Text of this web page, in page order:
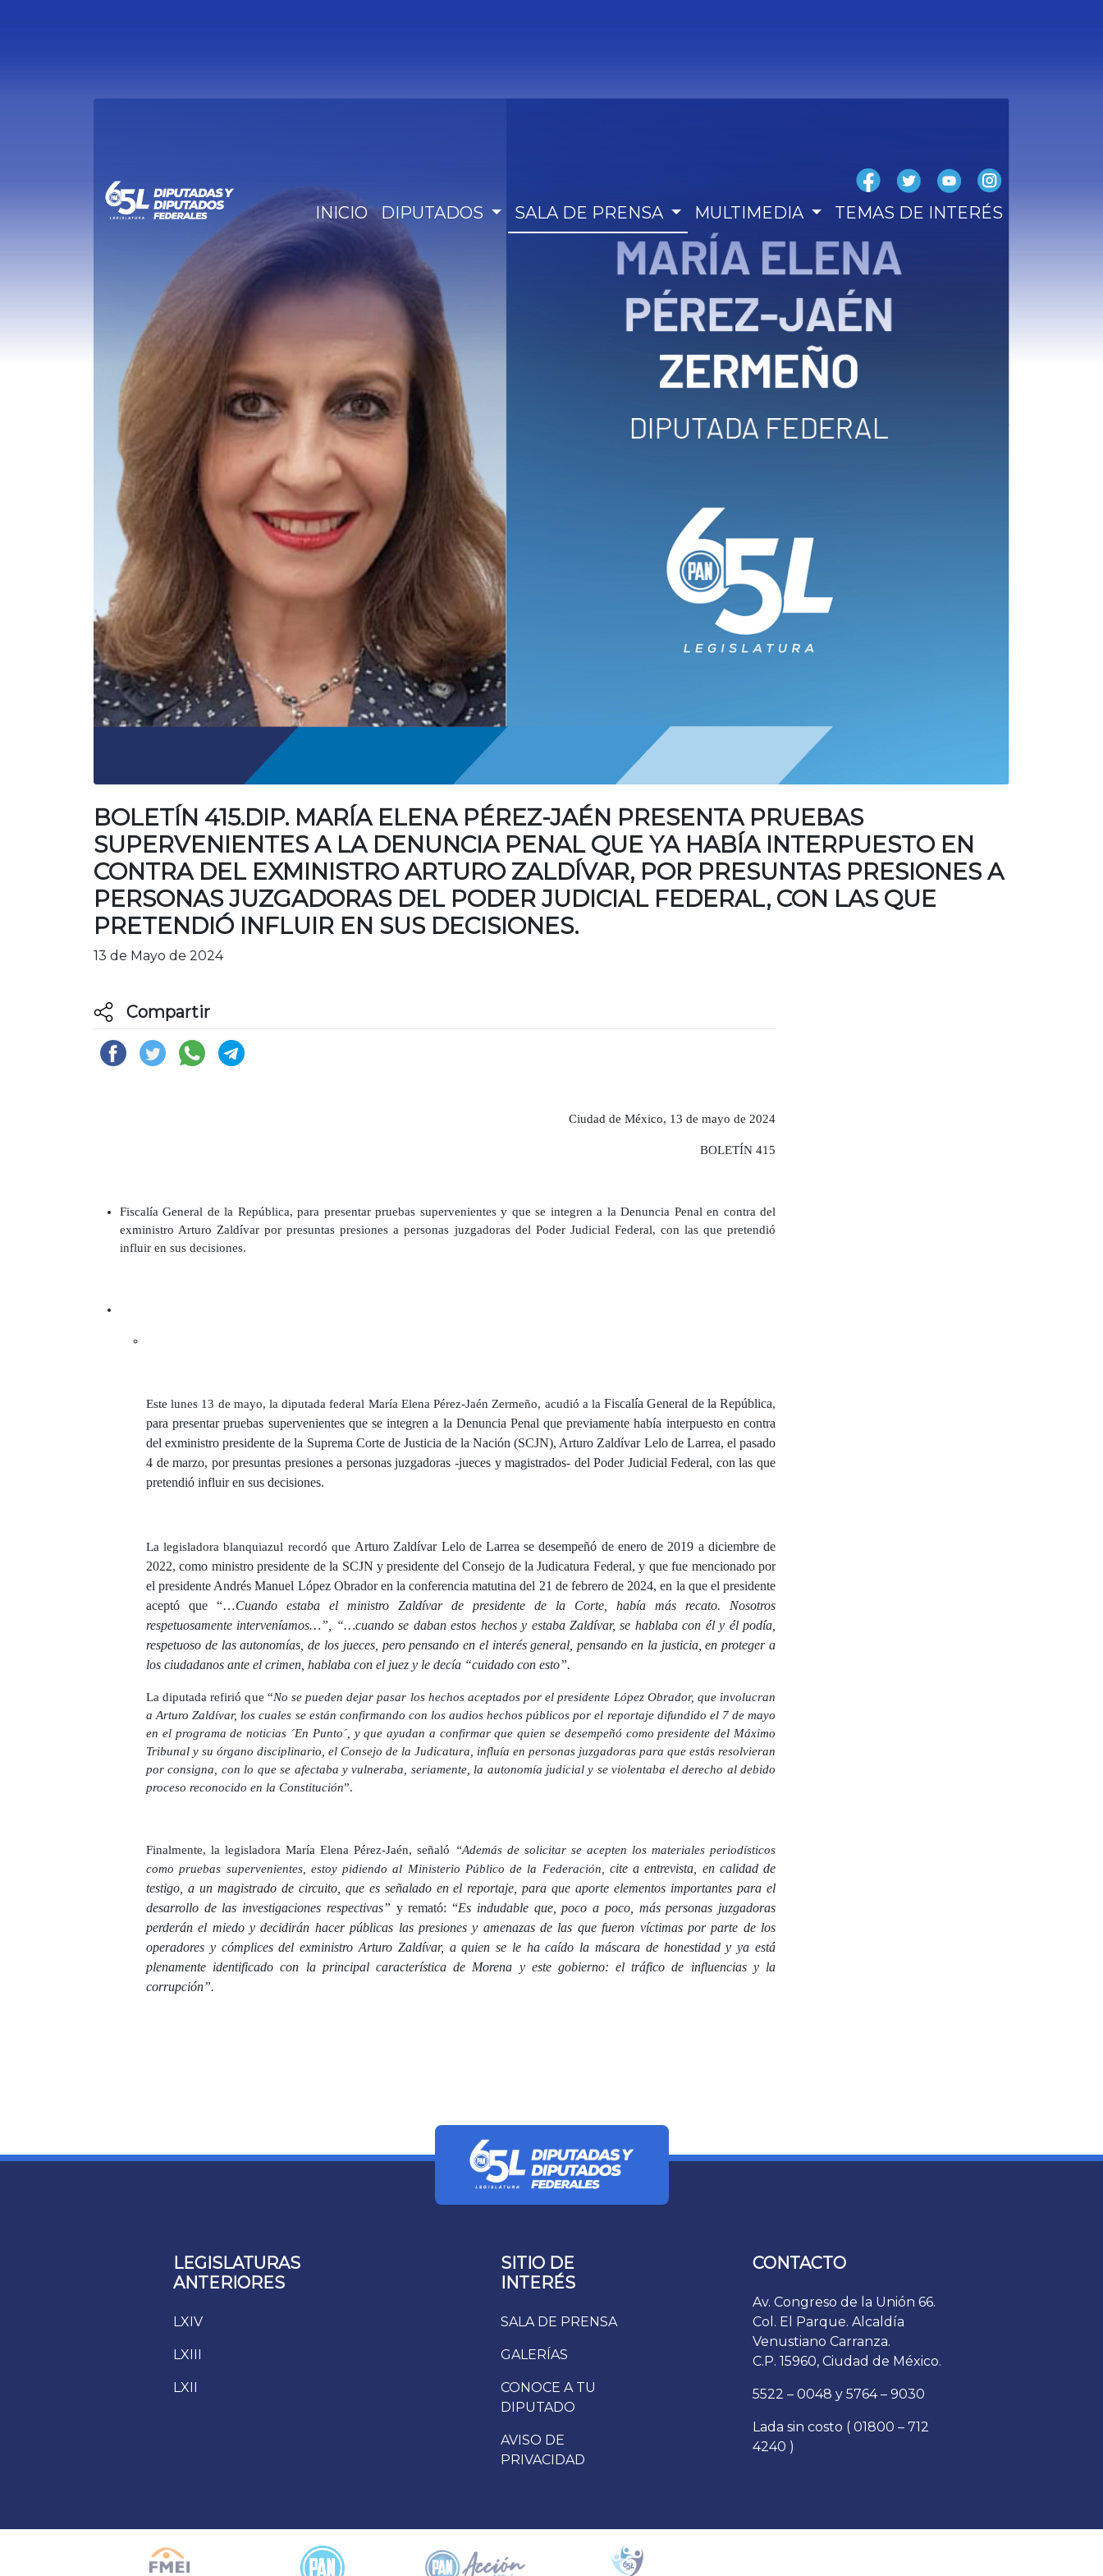
INICIO DIPUTADOS SALA DE PRENSA MULTIMEDIA TEMAS DE INTERÉS
BOLETÍN 415.DIP. MARÍA ELENA PÉREZ-JAÉN PRESENTA PRUEBAS
SUPERVENIENTES A LA DENUNCIA PENAL QUE YA HABÍA INTERPUESTO EN
CONTRA DEL EXMINISTRO ARTURO ZALDÍVAR, POR PRESUNTAS PRESIONES A
PERSONAS JUZGADORAS DEL PODER JUDICIAL FEDERAL, CON LAS QUE
PRETENDIÓ INFLUIR EN SUS DECISIONES.
13 de Mayo de 2024
Compartir
Ciudad de México, 13 de mayo de 2024
BOLETÍN 415
Fiscalía General de la República, para presentar pruebas supervenientes y que se integren a la Denuncia Penal en contra del
exministro Arturo Zaldívar por presuntas presiones a personas juzgadoras del Poder Judicial Federal, con las que pretendió
influir en sus decisiones.
Este lunes 13 de mayo, la diputada federal María Elena Pérez-Jaén Zermeño, acudió a laFiscalíaGeneral de la República,
parapresentar pruebas supervenientes que se integren a la Denuncia Penal que previamente había interpuesto en contra
del exministro presidente de la Suprema Corte de Justicia de la Nación (SCJN), Arturo Zaldívar Lelo de Larrea, el pasado
4 de marzo, por presuntas presiones a personas juzgadoras -jueces y magistrados- del Poder Judicial Federal, con las que
pretendió influir en sus decisiones.
La legisladora blanquiazul recordó que Arturo Zaldívar Lelo de Larrease desempeñó de enero de 2019 a diciembre de
2022, como ministro presidente de la SCJN y presidente del Consejo de la Judicatura Federal, y quefue mencionado por
el presidente Andrés Manuel López Obrador en la conferencia matutina del 21 de febrero de 2024, en la que el presidente
aceptó que “…Cuando estaba el ministro Zaldívar de presidente de la Corte, había más recato. Nosotros
respetuosamente interveníamos…”, “…cuando se daban estos hechos y estaba Zaldívar, se hablaba con él y él podía,
respetuoso de las autonomías, de los jueces, pero pensando en el interés general, pensando en la justicia, en proteger a
los ciudadanos ante el crimen, hablaba con el juez y le decía “cuidado con esto”.
La diputada refirió que “No se pueden dejar pasar los hechos aceptados por el presidente López Obrador, que involucran
a Arturo Zaldívar, los cuales se están confirmando con los audios hechos públicos por el reportaje difundido el 7 de mayo
en el programa de noticias ´En Punto´, y que ayudan a confirmar que quien se desempeñó como presidente del Máximo
Tribunal y su órgano disciplinario, el Consejo de la Judicatura, influía en personas juzgadoras para que estás resolvieran
por consigna, con lo que se afectaba y vulneraba, seriamente, la autonomía judicial y se violentaba el derecho al debido
proceso reconocido en la Constitución”.
Finalmente, la legisladora María Elena Pérez-Jaén, señaló
“Además de solicitar se acepten los materiales periodísticos
como pruebas supervenientes, estoy pidiendo al Ministerio Público de la Federación, cite a entrevista, en calidad de
testigo, a un magistrado de circuito, que es señalado en el reportaje, para que aporte elementos importantes para el
desarrollo de las investigaciones respectivas” y remató: “Es indudable que, poco a poco, más personas juzgadoras
perderán el miedo y decidirán hacer públicas las presiones y amenazas de las que fueron víctimas por parte de los
operadores y cómplices del exministro Arturo Zaldívar, a quien se le ha caído la máscara de honestidad y ya está
plenamente identificado con la principal característica de Morena y este gobierno: el tráfico de influencias y la
corrupción”.
LEGISLATURAS
ANTERIORES
LXIV
LXIII
LXII
SITIO DE
INTERÉS
SALA DE PRENSA
GALERÍAS
CONOCE A TU
DIPUTADO
AVISO DE
PRIVACIDAD
CONTACTO
Av. Congreso de la Unión 66.
Col. El Parque. Alcaldía
Venustiano Carranza.
C.P. 15960, Ciudad de México.
5522 – 0048 y 5764 – 9030
Lada sin costo ( 01800 – 712
4240 )